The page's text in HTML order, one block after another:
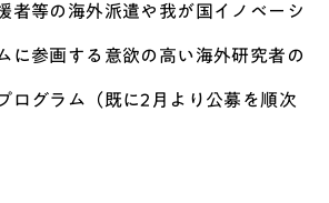
者等の海外派遣や我が国イノベーシ
に参画する意欲の高い海外研究者の
ログラム（既に2月より公募を順次